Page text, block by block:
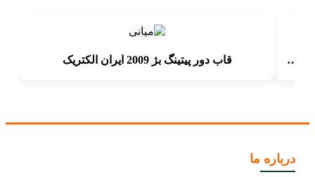
ایران الکتریک | قاب طرح متال طلایی براق بژ | مدل ارس قاب دور پیتینگ بژ 2009 ایران الکتریک
درباره ما